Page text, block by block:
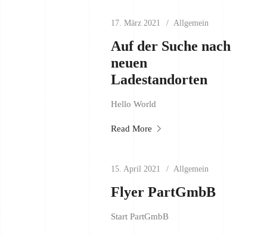
17. März 2021 Allgemein
Auf der Suche nach
neuen
Ladestandorten
Hello World
Read More
15. April 2021 Allgemein
Flyer PartGmbB
Start PartGmbB